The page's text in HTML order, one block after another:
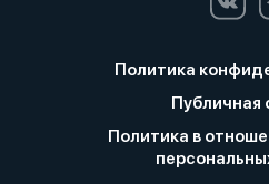
Политика
Публичная
Политика в